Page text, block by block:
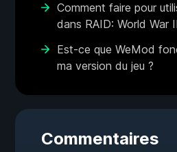
Comment faire pour
dans RAID: World War
Est-ce que WeMod
ma version du jeu ?
Commentaires